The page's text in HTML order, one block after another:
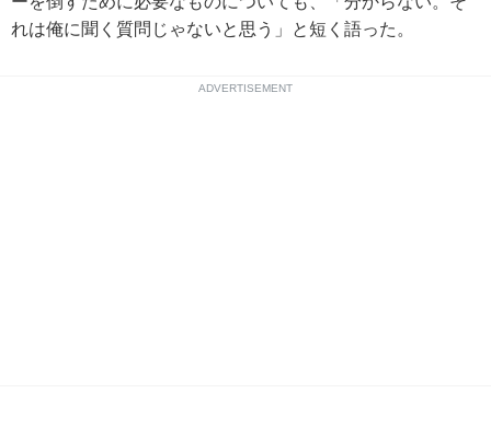
れは俺に聞く質問じゃないと思う」と短く語った。
ADVERTISEMENT